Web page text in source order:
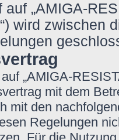
„AMIGA-
wird zwischen
„AMIGA-
mit dem
mit den
Regelungen